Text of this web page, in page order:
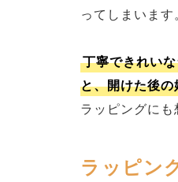
ってしまいます。
丁寧できれい
と、開けた後
ラッピングにも
ラッピン